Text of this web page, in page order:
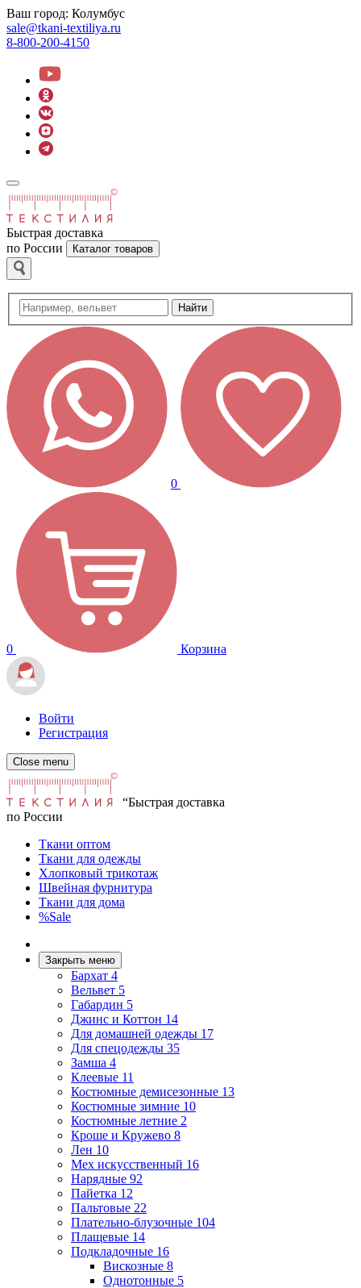
Ваш город: Колумбус
sale@tkani-textiliya.ru
8-800-200-4150
Быстрая доставка
по России
Каталог товаров
Найти
0
0 Корзина
Войти
Регистрация
Close menu
“Быстрая доставка
по России
Ткани оптом
Ткани для одежды
Хлопковый трикотаж
Швейная фурнитура
Ткани для дома
%Sale
Закрыть меню
Бархат 4
Вельвет 5
Габардин 5
Джинс и Коттон 14
Для домашней одежды 17
Для спецодежды 35
Замша 4
Клеевые 11
Костюмные демисезонные 13
Костюмные зимние 10
Костюмные летние 2
Кроше и Кружево 8
Лен 10
Мех искусственный 16
Нарядные 92
Пайетка 12
Пальтовые 22
Плательно-блузочные 104
Плащевые 14
Подкладочные 16
Вискозные 8
Однотонные 5